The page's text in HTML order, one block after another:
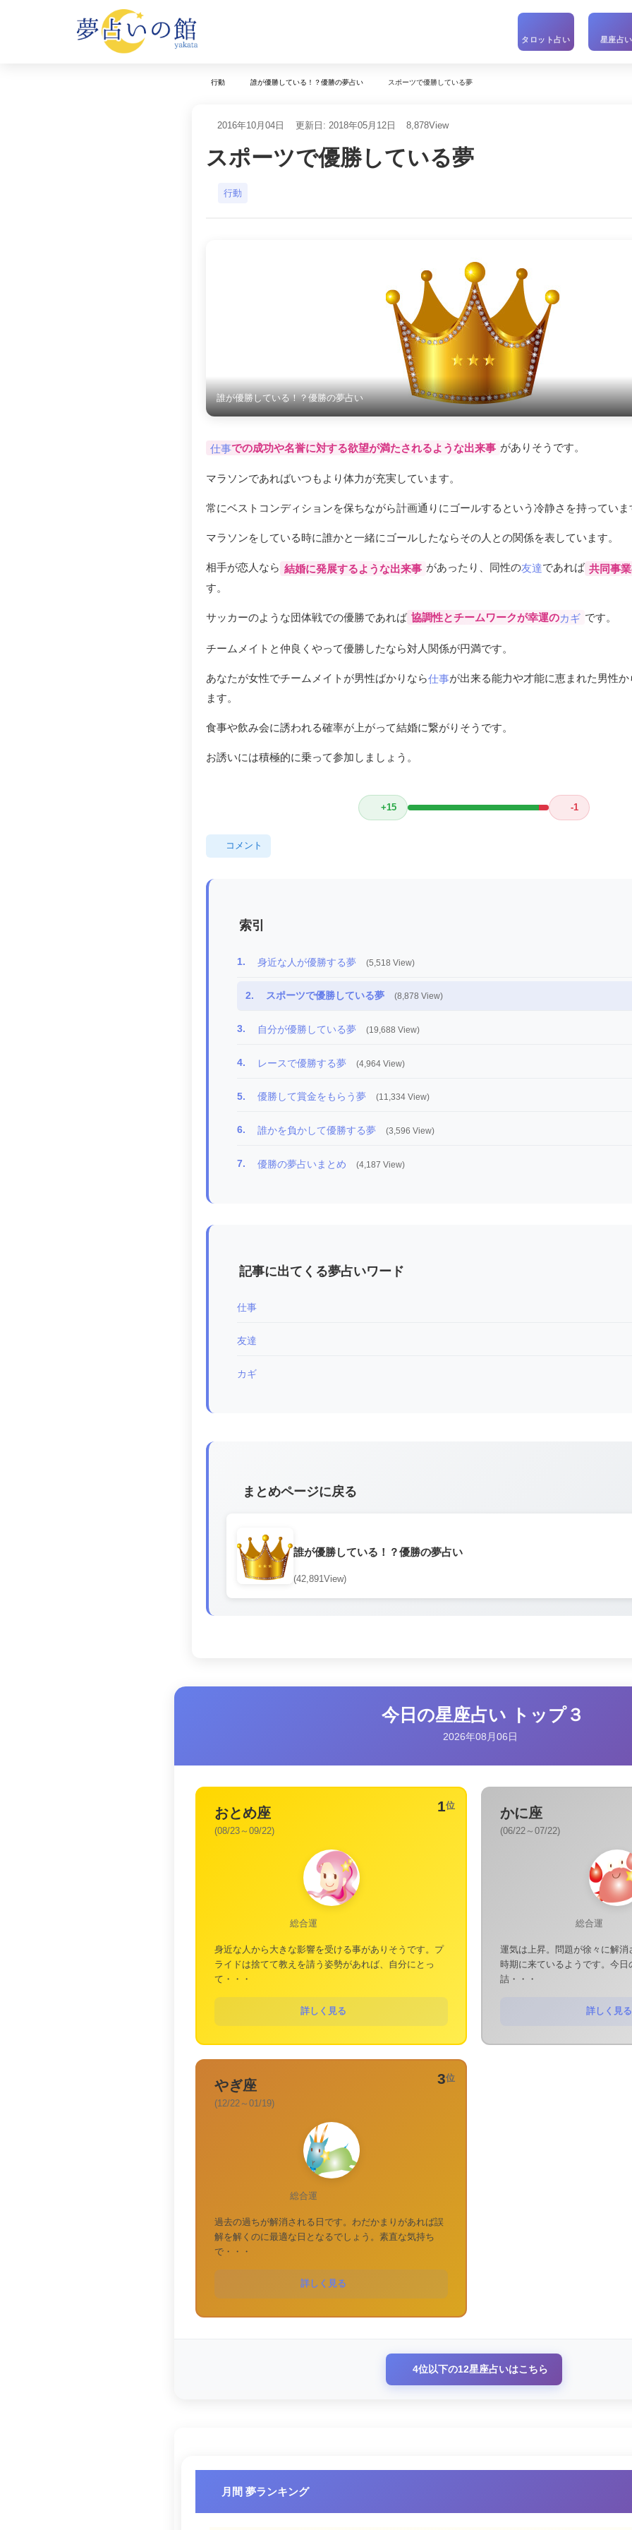
タロット占い 星座占い
行動 誰が優勝している！？優勝の夢占い スポーツで優勝している夢
2016年10月04日 更新日: 2018年05月12日 8,878View
スポーツで優勝している夢
行動
誰が優勝している！？優勝の夢占い
仕事での成功や名誉に対する欲望が満たされるような出来事 がありそうです。
マラソンであればいつもより体力が充実しています。
常にベストコンディションを保ちながら計画通りにゴールするという冷静さを持っていま
マラソンをしている時に誰かと一緒にゴールしたならその人との関係を表しています。
相手が恋人なら 結婚に発展するような出来事 があったり、同性の友達であれば 共同事
す。
サッカーのような団体戦での優勝であれば 協調性とチームワークが幸運のカギ です。
チームメイトと仲良くやって優勝したなら対人関係が円満です。
あなたが女性でチームメイトが男性ばかりなら仕事が出来る能力や才能に恵まれた男性
ます。
食事や飲み会に誘われる確率が上がって結婚に繋がりそうです。
お誘いには積極的に乗って参加しましょう。
+15 -1
コメント
索引
1. 身近な人が優勝する夢 (5,518 View)
2. スポーツで優勝している夢 (8,878 View)
3. 自分が優勝している夢 (19,688 View)
4. レースで優勝する夢 (4,964 View)
5. 優勝して賞金をもらう夢 (11,334 View)
6. 誰かを負かして優勝する夢 (3,596 View)
7. 優勝の夢占いまとめ (4,187 View)
記事に出てくる夢占いワード
仕事
友達
カギ
まとめページに戻る
誰が優勝している！？優勝の夢占い
(42,891View)
今日の星座占い トップ３
2026年08月06日
1位
おとめ座
(08/23～09/22)
総合運
身近な人から大きな影響を受ける事がありそうです。プ
ライドは捨てて教えを請う姿勢があれば、自分にとっ
て・・・
詳しく見る
かに座
(06/22～07/22)
総合運
運気は上昇。問題が徐々に解
時期に来ているようです。今
詰・・・
詳しく見る
3位
やぎ座
(12/22～01/19)
総合運
過去の過ちが解消される日です。わだかまりがあれば誤
解を解くのに最適な日となるでしょう。素直な気持ち
で・・・
詳しく見る
4位以下の12星座占いはこちら
月間 夢ランキング